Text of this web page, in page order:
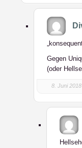
Gegen
(oder
8. Juni 2018